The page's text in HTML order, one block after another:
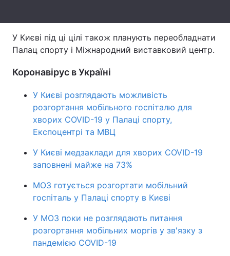
Тема оформлення
У Києві під ці цілі також планують переобладнати
Палац спорту і Міжнародний виставковий центр.
Коронавірус в Україні
У Києві розглядають можливість
розгортання мобільного госпіталю для
хворих COVID-19 у Палаці спорту,
Експоцентрі та МВЦ
У Києві медзаклади для хворих COVID-19
заповнені майже на 73%
МОЗ готується розгортати мобільний
госпіталь у Палаці спорту в Києві
У МОЗ поки не розглядають питання
розгортання мобільних моргів у зв'язку з
пандемією COVID-19